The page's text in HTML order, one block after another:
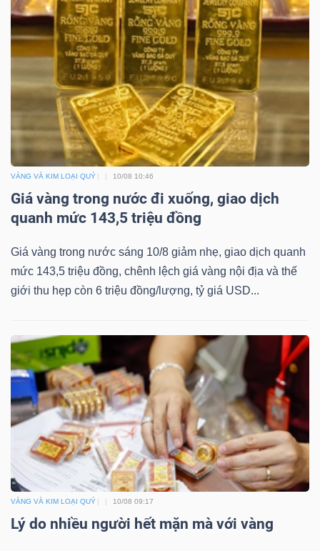
VÀNG VÀ KIM LOẠI QUÝ 10/08 10:46
Giá vàng trong nước đi xuống, giao dịch
quanh mức 143,5 triệu đồng
Giá vàng trong nước sáng 10/8 giảm nhẹ, giao dịch quanh
mức 143,5 triệu đồng, chênh lệch giá vàng nội địa và thế
giới thu hẹp còn 6 triệu đồng/lượng, tỷ giá USD...
VÀNG VÀ KIM LOẠI QUÝ 10/08 09:17
Lý do nhiều người hết mặn mà với vàng
TIỆN
ÍCH
BẤT
Mã
chứng
khoán
Tất cả Cổ phiếu Chỉ số Chứng chỉ quỹ
Lãnh
đạo
(-)
Tất cả Người nội bộ Người liên quan Cổ đông lớn
Tin
(-)